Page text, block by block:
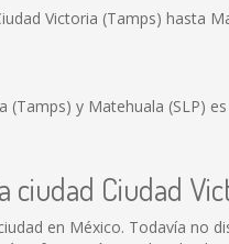
Victoria (Tamps) hasta
(Tamps) y Matehuala (SLP) es
ciudad Ciudad
en México. Todavía